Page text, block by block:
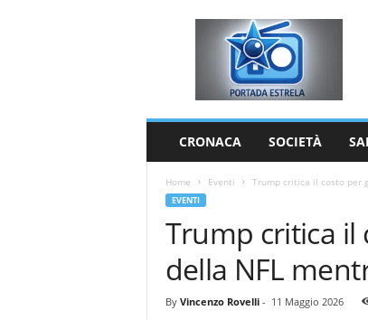
CRONACA SOCIETÀ
Home Eventi Trump critica il costo per
EVENTI
Trump critica il
della NFL
By Vincenzo Rovelli- 11 Maggio 2026